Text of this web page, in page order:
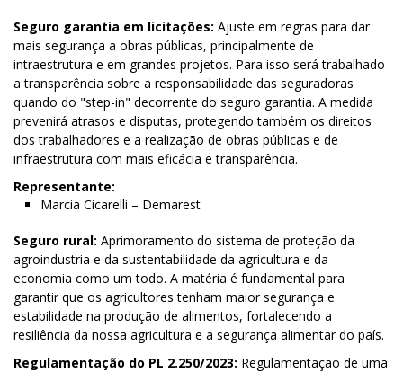
Seguro garantia em licitações: Ajuste em regras para dar
mais segurança a obras públicas, principalmente de
intraestrutura e em grandes projetos. Para isso será trabalhado
a transparência sobre a responsabilidade das seguradoras
quando do "step-in" decorrente do seguro garantia. A medida
prevenirá atrasos e disputas, protegendo também os direitos
dos trabalhadores e a realização de obras públicas e de
infraestrutura com mais eficácia e transparência.
Representante:
Marcia Cicarelli – Demarest
Seguro rural: Aprimoramento do sistema de proteção da
agroindustria e da sustentabilidade da agricultura e da
economia como um todo. A matéria é fundamental para
garantir que os agricultores tenham maior segurança e
estabilidade na produção de alimentos, fortalecendo a
resiliência da nossa agricultura e a segurança alimentar do país.
Regulamentação do PL 2.250/2023: Regulamentação de uma